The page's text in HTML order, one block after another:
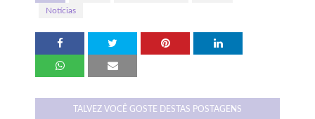
Notícias
TALVEZ VOCÊ GOSTE DESTAS POSTAGENS